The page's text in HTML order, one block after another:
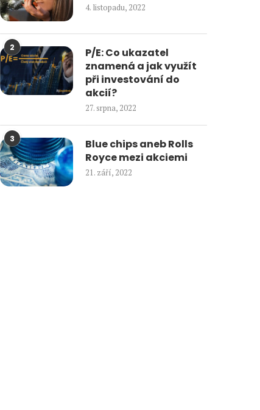
4. listopadu, 2022
2
P/E: Co ukazatel
znamená a jak využít
při investování do
akcií?
27. srpna, 2022
3
Blue chips aneb Rolls
Royce mezi akciemi
21. září, 2022